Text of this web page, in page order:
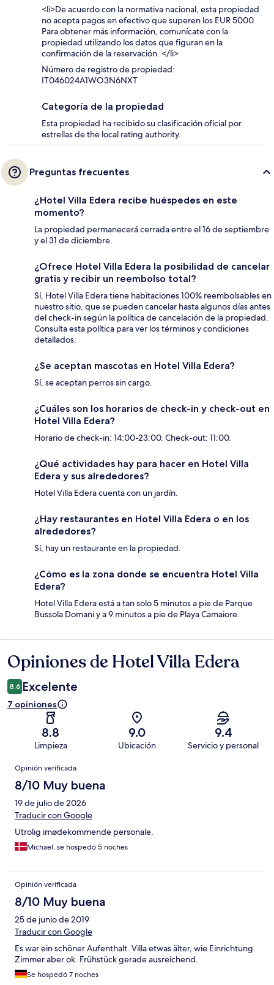
<li>De acuerdo con la normativa nacional, esta propiedad
no acepta pagos en efectivo que superen los EUR 5000.
Para obtener más información, comunícate con la
propiedad utilizando los datos que figuran en la
confirmación de la reservación. </li>
Número de registro de propiedad:
IT046024A1WO3N6NXT
Categoría de la propiedad
Esta propiedad ha recibido su clasificación oficial por
estrellas de the local rating authority.
Preguntas frecuentes
¿Hotel Villa Edera recibe huéspedes en este
momento?
La propiedad permanecerá cerrada entre el 16 de septiembre
y el 31 de diciembre.
¿Ofrece Hotel Villa Edera la posibilidad de cancelar
gratis y recibir un reembolso total?
Sí, Hotel Villa Edera tiene habitaciones 100% reembolsables en
nuestro sitio, que se pueden cancelar hasta algunos días antes
del check-in según la política de cancelación de la propiedad.
Consulta esta política para ver los términos y condiciones
detallados.
¿Se aceptan mascotas en Hotel Villa Edera?
Sí, se aceptan perros sin cargo.
¿Cuáles son los horarios de check-in y check-out en
Hotel Villa Edera?
Horario de check-in: 14:00-23:00. Check-out: 11:00.
¿Qué actividades hay para hacer en Hotel Villa
Edera y sus alrededores?
Hotel Villa Edera cuenta con un jardín.
¿Hay restaurantes en Hotel Villa Edera o en los
alrededores?
Sí, hay un restaurante en la propiedad.
¿Cómo es la zona donde se encuentra Hotel Villa
Edera?
Hotel Villa Edera está a tan solo 5 minutos a pie de Parque
Bussola Domani y a 9 minutos a pie de Playa Camaiore.
Opiniones
Opiniones de Hotel Villa Edera
8.6 Excelente
7 opiniones
8.8
Limpieza
9.0
Ubicación
9.4
Servicio y personal
Opiniones
Opinión verificada
8/10 Muy buena
19 de julio de 2026
Traducir con Google
Utrolig imødekommende personale.
Michael, se hospedó 5 noches
Opinión verificada
8/10 Muy buena
25 de junio de 2019
Traducir con Google
Es war ein schöner Aufenthalt. Villa etwas älter, wie Einrichtung.
Zimmer aber ok. Frühstück gerade ausreichend.
Se hospedó 7 noches